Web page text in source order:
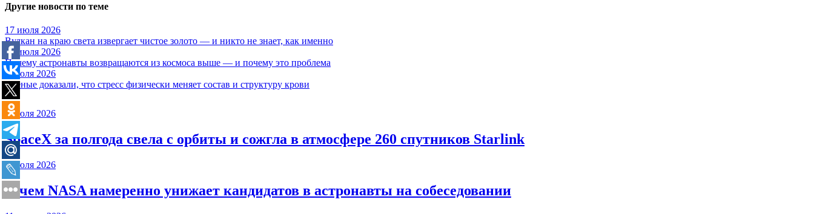
Другие новости по теме
17 июля 2026
Вулкан на краю света извергает чистое золото — и никто не знает, как именно
16 июля 2026
Почему астронавты возвращаются из космоса выше — и почему это проблема
9 июля 2026
Учёные доказали, что стресс физически меняет состав и структуру крови
9 июля 2026
SpaceX за полгода свела с орбиты и сожгла в атмосфере 260 спутников Starlink
9 июля 2026
Зачем NASA намеренно унижает кандидатов в астронавты на собеседовании